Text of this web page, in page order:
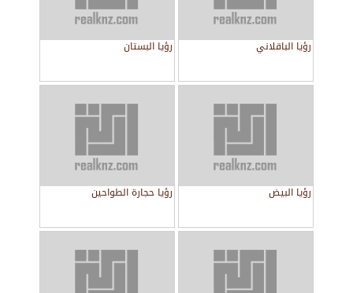
رؤيا الباقلاني رؤيا البستان
رؤيا البيض رؤيا حجارة الطواحين